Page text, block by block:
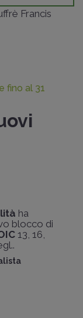
Francis
fino al 31
ha
blocco di
13, 16,